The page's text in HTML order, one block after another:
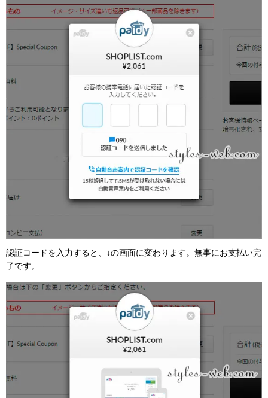
認証コードを入力すると、↓の画面に変わります。無事にお支払い完
了です。